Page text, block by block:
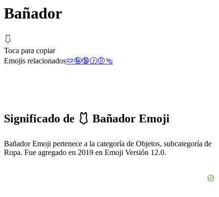
Bañador
🩱
Toca para copiar
Emojis relacionados🩲🤪🔞🕜🤨🩴
Significado de 🩱 Bañador Emoji
Bañador Emoji pertenece a la categoría de Objetos, subcategoría de
Ropa. Fue agregado en 2019 en Emoji Versión 12.0.